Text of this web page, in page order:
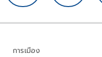
การเมือง